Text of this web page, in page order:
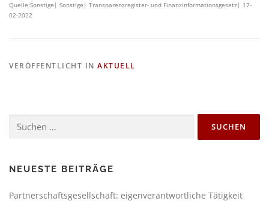
Quelle:Sonstige| Sonstige| Transparenzregister- und Finanzinformationsgesetz| 17-
02-2022
VERÖFFENTLICHT IN AKTUELL
NEUESTE BEITRÄGE
Partnerschaftsgesellschaft: eigenverantwortliche Tätigkeit